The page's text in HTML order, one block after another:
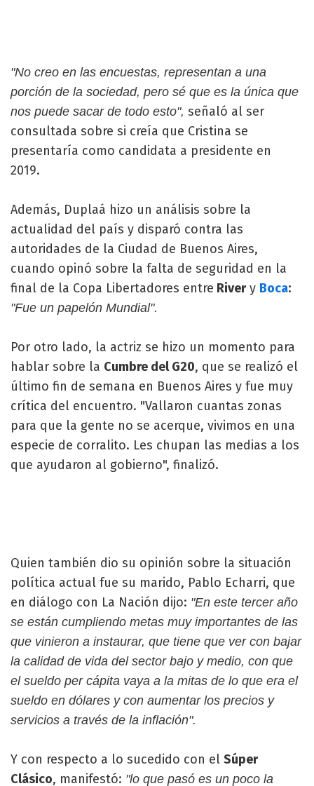
"No creo en las encuestas, representan a una
porción de la sociedad, pero sé que es la única que
nos puede sacar de todo esto", señaló al ser
consultada sobre si creía que Cristina se
presentaría como candidata a presidente en
2019.
Además, Duplaá hizo un análisis sobre la
actualidad del país y disparó contra las
autoridades de la Ciudad de Buenos Aires,
cuando opinó sobre la falta de seguridad en la
final de la Copa Libertadores entre Rivery Boca:
"Fue un papelón Mundial".
Por otro lado, la actriz se hizo un momento para
hablar sobre la Cumbre del G20, que se realizó el
último fin de semana en Buenos Aires y fue muy
crítica del encuentro. "Vallaron cuantas zonas
para que la gente no se acerque, vivimos en una
especie de corralito. Les chupan las medias a los
que ayudaron al gobierno", finalizó.
Quien también dio su opinión sobre la situación
política actual fue su marido, Pablo Echarri, que
en diálogo con La Nación dijo: "En este tercer año
se están cumpliendo metas muy importantes de las
que vinieron a instaurar, que tiene que ver con bajar
la calidad de vida del sector bajo y medio, con que
el sueldo per cápita vaya a la mitas de lo que era el
sueldo en dólares y con aumentar los precios y
servicios a través de la inflación".
Y con respecto a lo sucedido con el Súper
Clásico, manifestó: "lo que pasó es un poco la